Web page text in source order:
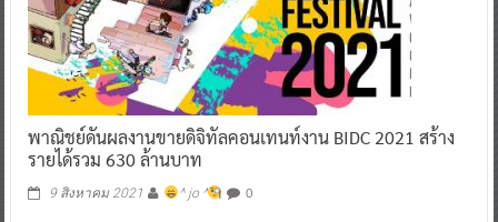
พาณิชย์ดันผลงานขายดิจิทัลคอนเทนท์งาน BIDC 2021 สร้าง
รายได้รวม 630 ล้านบาท
9 สิงหาคม 2021 ^ jo ^ 0